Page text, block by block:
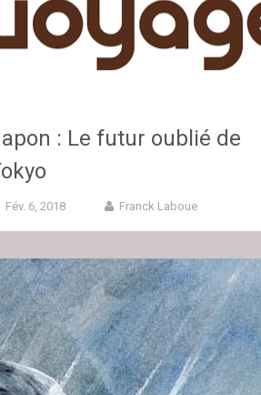
: Le futur oublié de
Fév. 6, 2018 Franck Laboue